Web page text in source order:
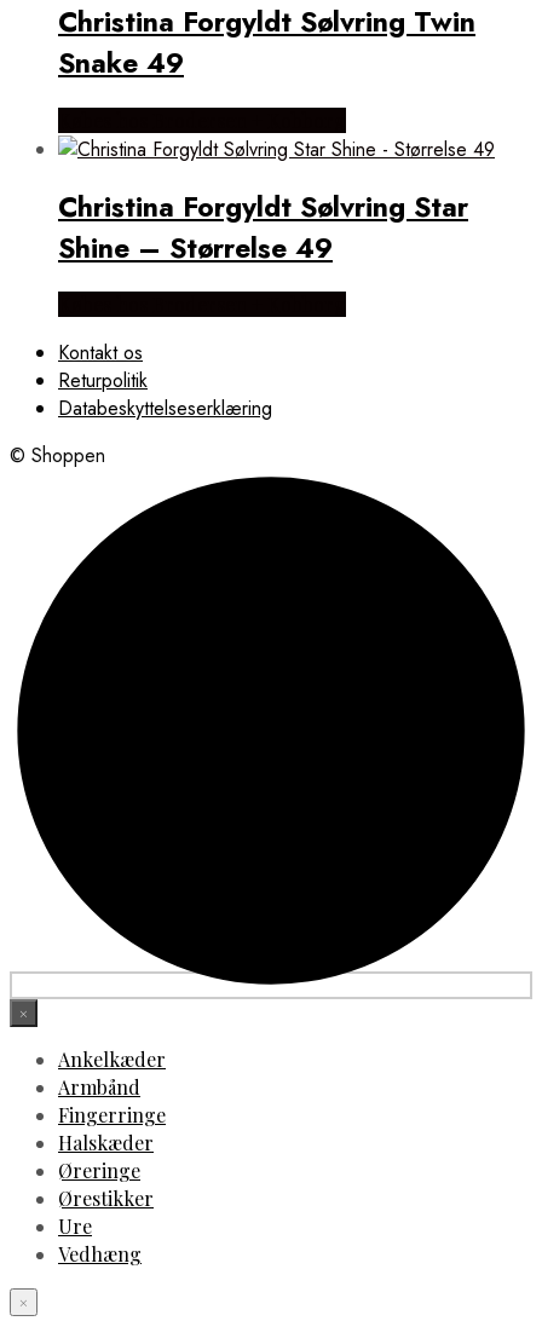
Christina Forgyldt Sølvring Twin
Snake 49
Christina Forgyldt Sølvring Star
Shine – Størrelse 49
Kontakt os
Returpolitik
Databeskyttelseserklæring
© Shoppen
×
Ankelkæder
Armbånd
Fingerringe
Halskæder
Øreringe
Ørestikker
Ure
Vedhæng
×